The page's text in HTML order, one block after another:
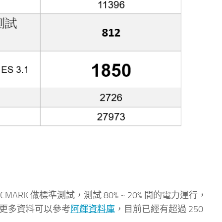
做標準測試，測試 80% ~ 20% 間的電力運行，
多資料可以參考阿輝資料庫 ，目前已經有超過 250